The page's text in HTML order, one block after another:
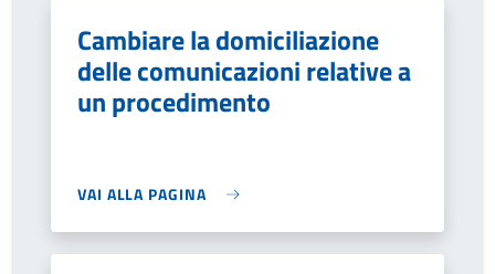
Cambiare la domiciliazione
delle comunicazioni relative a
un procedimento
VAI ALLA PAGINA